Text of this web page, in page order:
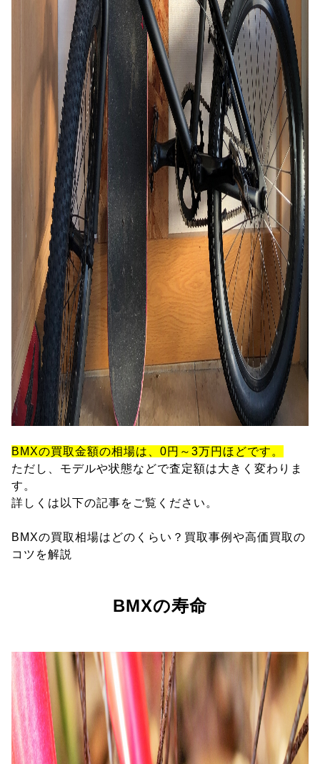
BMXの買取金額の相場は、0円～3万円ほどです。
ただし、モデルや状態などで査定額は大きく変わりま
す。
詳しくは以下の記事をご覧ください。
BMXの買取相場はどのくらい？買取事例や高価買取の
コツを解説
BMXの寿命